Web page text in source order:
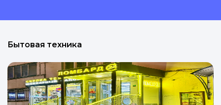
Бытовая техника